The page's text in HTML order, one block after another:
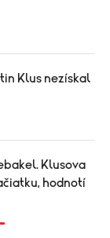
Klus nezískal
hodnotí